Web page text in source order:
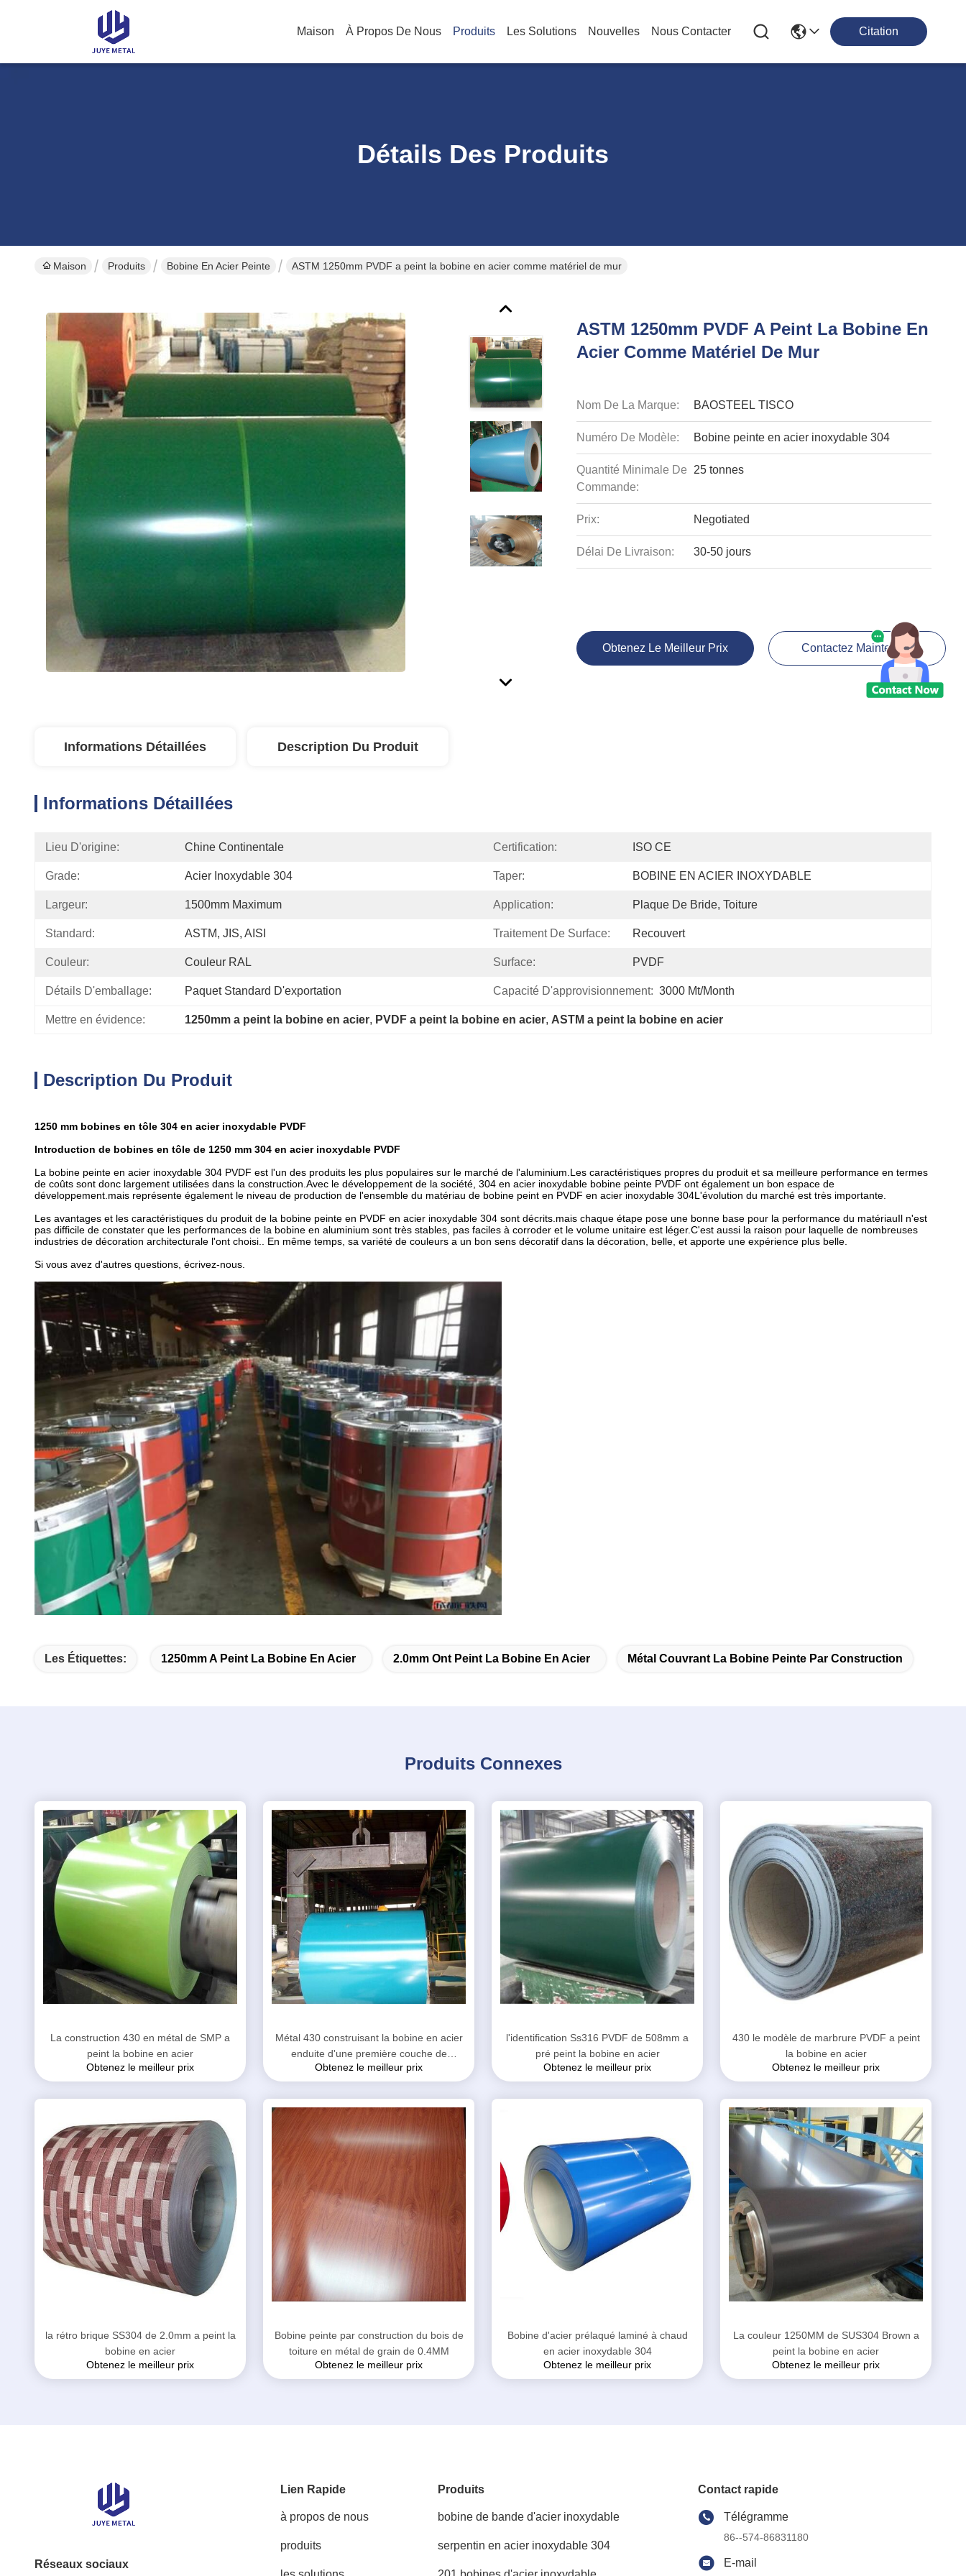
Maison À Propos De Nous Produits Les Solutions Nouvelles Nous Contacter Citation
Détails Des Produits
Maison Produits Bobine En Acier Peinte ASTM 1250mm PVDF a peint la bobine en acier comme matériel de mur
ASTM 1250mm PVDF A Peint La Bobine En
Acier Comme Matériel De Mur
Nom De La Marque: BAOSTEEL TISCO
Numéro De Modèle: Bobine peinte en acier inoxydable 304
Quantité Minimale De
Commande:
25 tonnes
Prix: Negotiated
Délai De Livraison: 30-50 jours
Obtenez Le Meilleur Prix Contactez Maintenant
Informations Détaillées Description Du Produit
Informations Détaillées
Lieu D'origine: Chine Continentale Certification: ISO CE
Grade: Acier Inoxydable 304 Taper: BOBINE EN ACIER INOXYDABLE
Largeur: 1500mm Maximum Application: Plaque De Bride, Toiture
Standard: ASTM, JIS, AISI Traitement De Surface: Recouvert
Couleur: Couleur RAL Surface: PVDF
Détails D'emballage: Paquet Standard D'exportation Capacité D'approvisionnement: 3000 Mt/month
Mettre en évidence: 1250mm a peint la bobine en acier, PVDF a peint la bobine en acier, ASTM a peint la bobine en acier
Description Du Produit
1250 mm bobines en tôle 304 en acier inoxydable PVDF
Introduction de bobines en tôle de 1250 mm 304 en acier inoxydable PVDF
La bobine peinte en acier inoxydable 304 PVDF est l'un des produits les plus populaires sur le marché de l'aluminium.Les caractéristiques propres du produit et sa meilleure performance en termes
de coûts sont donc largement utilisées dans la construction.Avec le développement de la société, 304 en acier inoxydable bobine peinte PVDF ont également un bon espace de
développement.mais représente également le niveau de production de l'ensemble du matériau de bobine peint en PVDF en acier inoxydable 304L'évolution du marché est très importante.
Les avantages et les caractéristiques du produit de la bobine peinte en PVDF en acier inoxydable 304 sont décrits.mais chaque étape pose une bonne base pour la performance du matériauIl n'est
pas difficile de constater que les performances de la bobine en aluminium sont très stables, pas faciles à corroder et le volume unitaire est léger.C'est aussi la raison pour laquelle de nombreuses
industries de décoration architecturale l'ont choisi.. En même temps, sa variété de couleurs a un bon sens décoratif dans la décoration, belle, et apporte une expérience plus belle.
Si vous avez d'autres questions, écrivez-nous.
Les Étiquettes: 1250mm A Peint La Bobine En Acier 2.0mm Ont Peint La Bobine En Acier Métal Couvrant La Bobine Peinte Par Construction
Produits Connexes
La construction 430 en métal de SMP a
peint la bobine en acier
Obtenez le meilleur prix
Métal 430 construisant la bobine en acier
enduite d'une première couche de
peinture par 0.4mm
Obtenez le meilleur prix
l'identification Ss316 PVDF de 508mm a
pré peint la bobine en acier
Obtenez le meilleur prix
430 le modèle de marbrure PVDF a peint
la bobine en acier
Obtenez le meilleur prix
la rétro brique SS304 de 2.0mm a peint la
bobine en acier
Obtenez le meilleur prix
Bobine peinte par construction du bois de
toiture en métal de grain de 0.4MM
Obtenez le meilleur prix
Bobine d'acier prélaqué laminé à chaud
en acier inoxydable 304
Obtenez le meilleur prix
La couleur 1250MM de SUS304 Brown a
peint la bobine en acier
Obtenez le meilleur prix
Réseaux sociaux
Lien Rapide
à propos de nous
produits
Produits
bobine de bande d'acier inoxydable
serpentin en acier inoxydable 304
Contact rapide
Télégramme
86--574-86831180
E-mail